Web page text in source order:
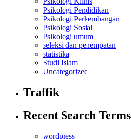
Psikologi Pendidikan
Psikologi Perkembangan
Psikologi Sosial
Psikologi umum
seleksi dan penempatan
statistika
Studi Islam
Uncategorized
Traffik
Recent Search Terms
wordpress